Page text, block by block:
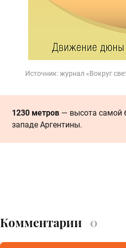
Источник:журнал «Вокруг
1230 метров — высота самой
западе Аргентины.
Комментарии 0